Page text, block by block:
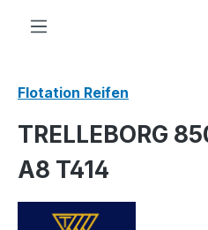
Flotation Reifen
TRELLEBORG
A8 T414